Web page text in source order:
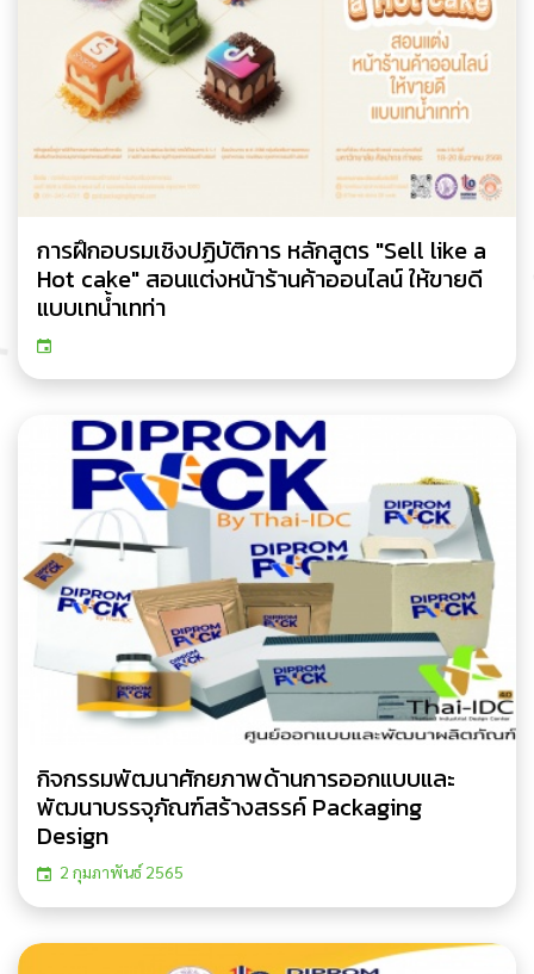
การฝึกอบรมเชิงปฏิบัติการ หลักสูตร "Sell like a
Hot cake" สอนแต่งหน้าร้านค้าออนไลน์ ให้ขายดี
แบบเทน้ำเทท่า
กิจกรรมพัฒนาศักยภาพด้านการออกแบบและ
พัฒนาบรรจุภัณฑ์สร้างสรรค์ Packaging
Design
2 กุมภาพันธ์ 2565